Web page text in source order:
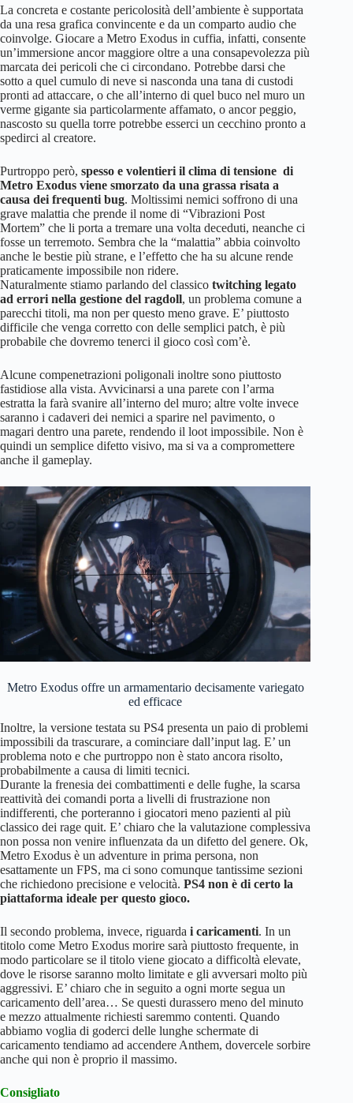
La concreta e costante pericolosità dell’ambiente è supportata
da una resa grafica convincente e da un comparto audio che
coinvolge. Giocare a Metro Exodus in cuffia, infatti, consente
un’immersione ancor maggiore oltre a una consapevolezza più
marcata dei pericoli che ci circondano. Potrebbe darsi che
sotto a quel cumulo di neve si nasconda una tana di custodi
pronti ad attaccare, o che all’interno di quel buco nel muro un
verme gigante sia particolarmente affamato, o ancor peggio,
nascosto su quella torre potrebbe esserci un cecchino pronto a
spedirci al creatore.
Purtroppo però, spesso e volentieri il clima di tensione di
Metro Exodus viene smorzato da una grassa risata a
causa dei frequenti bug. Moltissimi nemici soffrono di una
grave malattia che prende il nome di “Vibrazioni Post
Mortem” che li porta a tremare una volta deceduti, neanche ci
fosse un terremoto. Sembra che la “malattia” abbia coinvolto
anche le bestie più strane, e l’effetto che ha su alcune rende
praticamente impossibile non ridere.
Naturalmente stiamo parlando del classico twitching legato
ad errori nella gestione del ragdoll, un problema comune a
parecchi titoli, ma non per questo meno grave. E’ piuttosto
difficile che venga corretto con delle semplici patch, è più
probabile che dovremo tenerci il gioco così com’è.
Alcune compenetrazioni poligonali inoltre sono piuttosto
fastidiose alla vista. Avvicinarsi a una parete con l’arma
estratta la farà svanire all’interno del muro; altre volte invece
saranno i cadaveri dei nemici a sparire nel pavimento, o
magari dentro una parete, rendendo il loot impossibile. Non è
quindi un semplice difetto visivo, ma si va a compromettere
anche il gameplay.
Metro Exodus offre un armamentario decisamente variegato
ed efficace
Inoltre, la versione testata su PS4 presenta un paio di problemi
impossibili da trascurare, a cominciare dall’input lag. E’ un
problema noto e che purtroppo non è stato ancora risolto,
probabilmente a causa di limiti tecnici.
Durante la frenesia dei combattimenti e delle fughe, la scarsa
reattività dei comandi porta a livelli di frustrazione non
indifferenti, che porteranno i giocatori meno pazienti al più
classico dei rage quit. E’ chiaro che la valutazione complessiva
non possa non venire influenzata da un difetto del genere. Ok,
Metro Exodus è un adventure in prima persona, non
esattamente un FPS, ma ci sono comunque tantissime sezioni
che richiedono precisione e velocità. PS4 non è di certo la
piattaforma ideale per questo gioco.
Il secondo problema, invece, riguarda i caricamenti. In un
titolo come Metro Exodus morire sarà piuttosto frequente, in
modo particolare se il titolo viene giocato a difficoltà elevate,
dove le risorse saranno molto limitate e gli avversari molto più
aggressivi. E’ chiaro che in seguito a ogni morte segua un
caricamento dell’area… Se questi durassero meno del minuto
e mezzo attualmente richiesti saremmo contenti. Quando
abbiamo voglia di goderci delle lunghe schermate di
caricamento tendiamo ad accendere Anthem, dovercele sorbire
anche qui non è proprio il massimo.
Consigliato